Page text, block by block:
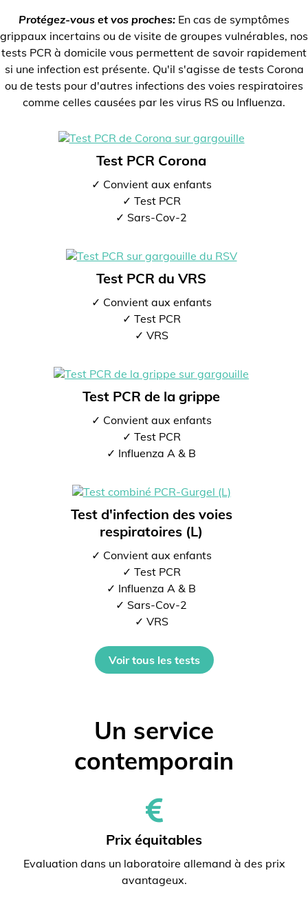
Protégez-vous et vos proches: En cas de symptômes
grippaux incertains ou de visite de groupes vulnérables, nos
tests PCR à domicile vous permettent de savoir rapidement
si une infection est présente. Qu'il s'agisse de tests Corona
ou de tests pour d'autres infections des voies respiratoires
comme celles causées par les virus RS ou Influenza.
Test PCR Corona
✓ Convient aux enfants
✓ Test PCR
✓ Sars-Cov-2
Test PCR du VRS
✓ Convient aux enfants
✓ Test PCR
✓ VRS
Test PCR de la grippe
✓ Convient aux enfants
✓ Test PCR
✓ Influenza A & B
Test d'infection des voies
respiratoires (L)
✓ Convient aux enfants
✓ Test PCR
✓ Influenza A & B
✓ Sars-Cov-2
✓ VRS
Voir tous les tests
Un service
contemporain
Prix ​​équitables
Evaluation dans un laboratoire allemand à des prix
avantageux.